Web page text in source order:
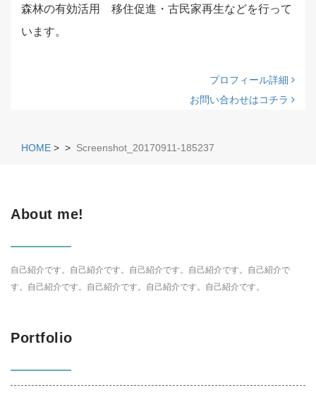
森林の有効活用 移住促進・古民家再生などを行って
います。
プロフィール詳細
お問い合わせはコチラ
HOME > > Screenshot_20170911-185237
About me!
自己紹介です。自己紹介です。自己紹介です。自己紹介です。自己紹介で
す。自己紹介です。自己紹介です。自己紹介です。自己紹介です。
Portfolio